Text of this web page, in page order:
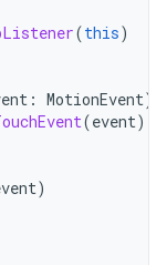
(this)
: MotionEvent):
(event))
)